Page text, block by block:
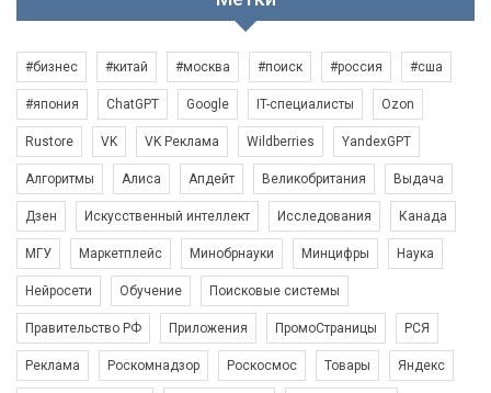
#бизнес #китай #москва #поиск #россия #сша
#япония ChatGPT Google IT-специалисты Ozon
Rustore VK VK Реклама Wildberries YandexGPT
Алгоритмы Алиса Апдейт Великобритания Выдача
Дзен Искусственный интеллект Исследования Канада
МГУ Маркетплейс Минобрнауки Минцифры Наука
Нейросети Обучение Поисковые системы
Правительство РФ Приложения ПромоСтраницы РСЯ
Реклама Роскомнадзор Роскосмос Товары Яндекс